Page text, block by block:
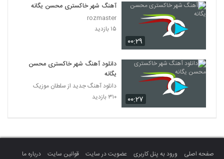
۰۰:۲۹
آهنگ شهر خاکستری محسن یگانه
rozmaster
۱۵ بازدید
۰۰:۲۷
دانلود آهنگ شهر خاکستری محسن
یگانه
دانلود آهنگ جدید از سلطان موزیک
۳۱۰ بازدید
صفحه اصلی ورود به پنل کاربری عضویت در سایت قوانین سایت درباره ما